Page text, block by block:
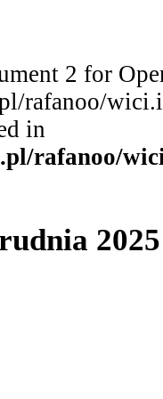
2 for
rafanoo/
in
rafanoo/